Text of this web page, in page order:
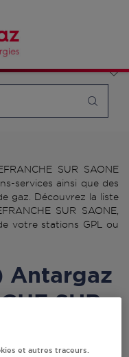
de vente (revendeur /
de gaz ou station GPL
SUR SAONE
services ainsi que des
gaz. Découvrez la liste
SUR SAONE,
votre stations GPL ou
Antargaz
SUR
et autres traceurs.